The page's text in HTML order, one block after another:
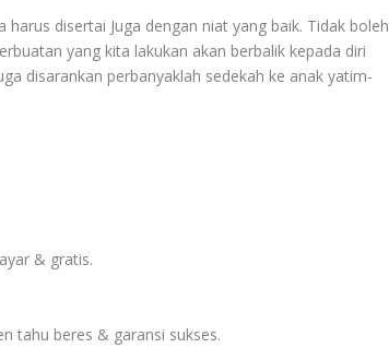
disertai Juga dengan niat yang baik. Tidak boleh
yang kita lakukan akan berbalik kepada diri
disarankan perbanyaklah sedekah ke anak yatim-
& gratis.
tahu beres & garansi sukses.